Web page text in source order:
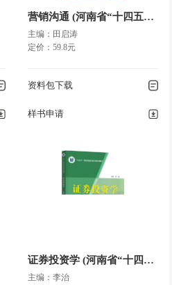
营销沟通 (河南省“十四五”)国家规划教材/国家一流建设点教材
主编：田启涛
定价：59.8元
资料包下载
样书申请
证券投资学 (河南省“十四五”国家规划教材)
主编：李治